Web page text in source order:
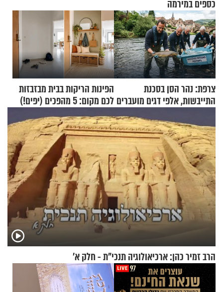
כספים במירמה
צרפת: נהר הסן בסכנת
התייבשות, אלפי דגים מועברים
הפינות הריקות בבית מבזבזות
לכם מקום: 5 מהפכים (יפים!)
שאפשר לעשות כבר היום
הרב זמיר כהן: ארכיאולוגיה תנכי"ת - חלק א’